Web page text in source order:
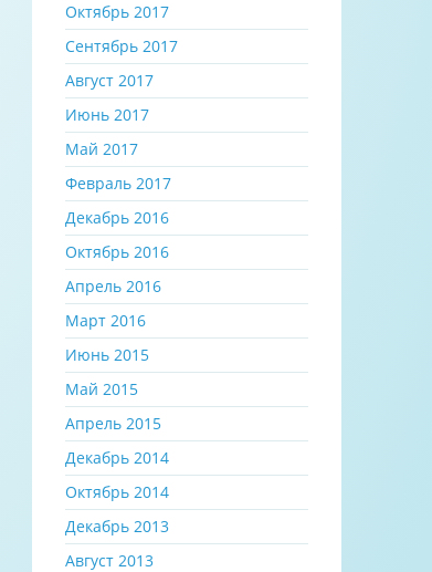
Октябрь 2017
Сентябрь 2017
Август 2017
Июнь 2017
Май 2017
Февраль 2017
Декабрь 2016
Октябрь 2016
Апрель 2016
Март 2016
Июнь 2015
Май 2015
Апрель 2015
Декабрь 2014
Октябрь 2014
Декабрь 2013
Август 2013